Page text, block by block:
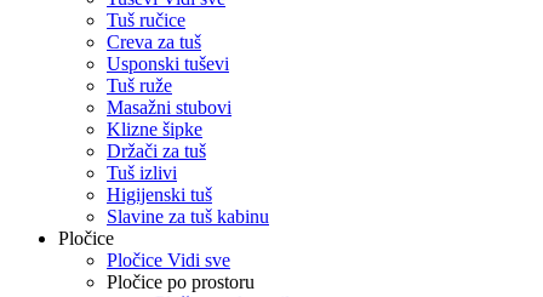
Tuš ručice
Creva za tuš
Usponski tuševi
Tuš ruže
Masažni stubovi
Klizne šipke
Držači za tuš
Tuš izlivi
Higijenski tuš
Slavine za tuš kabinu
Pločice
Pločice Vidi sve
Pločice po prostoru